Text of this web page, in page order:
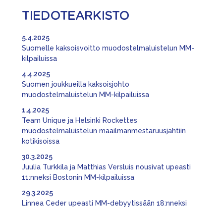
TIEDOTEARKISTO
Suomelle kaksoisvoitto muodostelmaluistelun MM-
kilpailuissa
5.4.2025
Suomen joukkueilla kaksoisjohto
muodostelmaluistelun MM-kilpailuissa
4.4.2025
Team Unique ja Helsinki Rockettes
muodostelmaluistelun maailmanmestaruusjahtiin
kotikisoissa
1.4.2025
Juulia Turkkila ja Matthias Versluis nousivat upeasti
11:nneksi Bostonin MM-kilpailuissa
30.3.2025
Linnea Ceder upeasti MM-debyytissään 18:nneksi
29.3.2025